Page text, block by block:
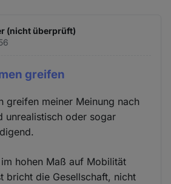
(nicht überprüft)
greifen
greifen meiner Meinung nach
unrealistisch oder sogar
hohen Maß auf Mobilität
bricht die Gesellschaft, nicht